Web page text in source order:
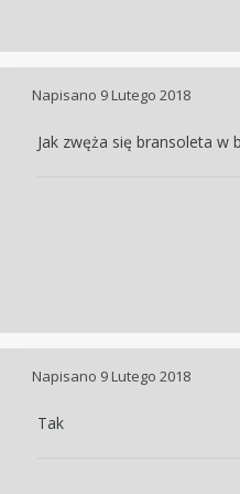
Napisano 9 Lutego 2018
Jak zwęża się bransoleta w
Napisano 9 Lutego 2018
Tak